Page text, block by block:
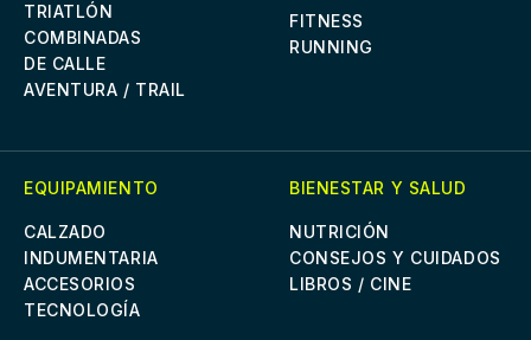
TRIATLÓN
COMBINADAS
DE CALLE
AVENTURA / TRAIL
FITNESS
RUNNING
EQUIPAMIENTO
CALZADO
INDUMENTARIA
ACCESORIOS
TECNOLOGÍA
BIENESTAR Y SALUD
NUTRICIÓN
CONSEJOS Y CUIDADOS
LIBROS / CINE